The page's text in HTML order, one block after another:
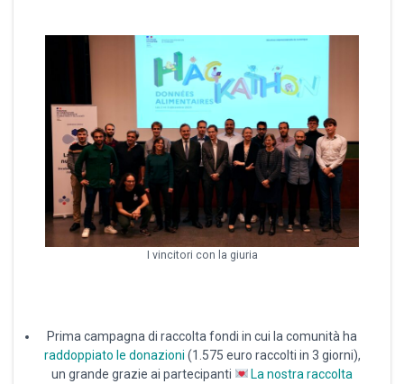
I vincitori con la giuria
Prima campagna di raccolta fondi in cui la comunità ha
raddoppiato le donazioni (1.575 euro raccolti in 3 giorni),
un grande grazie ai partecipanti
La nostra raccolta